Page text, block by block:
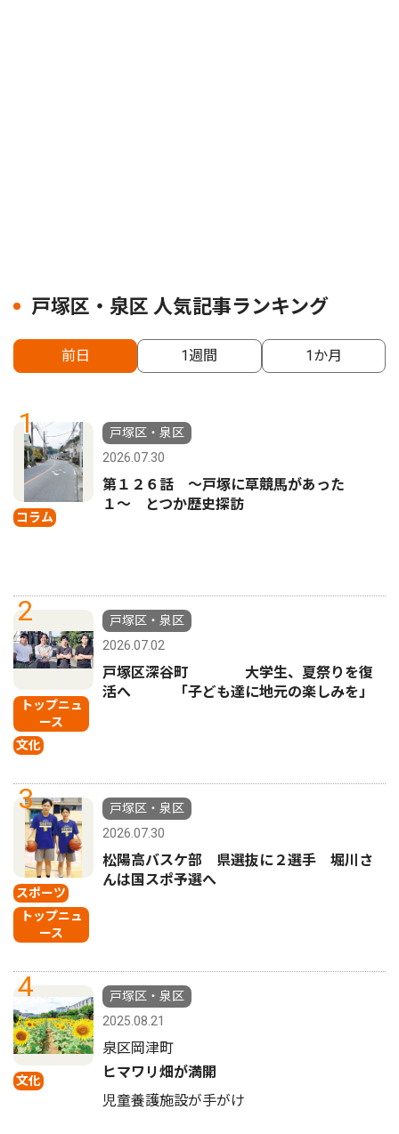
戸塚区・泉区 人気記事ランキング
前日 1週間 1か月
1
コラム
戸塚区・泉区
2026.07.30
第１２６話 〜戸塚に草競馬があった
１〜 とつか歴史探訪
2
トップニュ
ース
文化
戸塚区・泉区
2026.07.02
戸塚区深谷町 大学生、夏祭りを復
活へ 「子ども達に地元の楽しみを」
3
スポーツ
トップニュ
ース
戸塚区・泉区
2026.07.30
松陽高バスケ部 県選抜に２選手 堀川さ
んは国スポ予選へ
4
文化
戸塚区・泉区
2025.08.21
泉区岡津町
ヒマワリ畑が満開
児童養護施設が手がけ